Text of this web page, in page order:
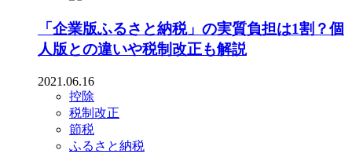
「企業版ふるさと納税」の実質負担は1割？個
人版との違いや税制改正も解説
2021.06.16
控除
税制改正
節税
ふるさと納税